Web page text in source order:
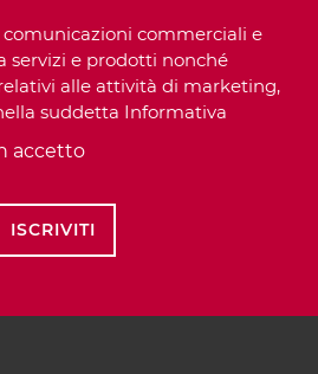
commerciali e
servizi e prodotti nonché
alle attività di marketing,
suddetta Informativa
accetto
ISCRIVITI